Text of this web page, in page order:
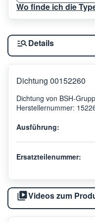
Wo finde ich die
Details
Dichtung 00152260
Dichtung von BSH-
Herstellernummer:
Ausführung:
Ersatzteilenummer:
Videos zum